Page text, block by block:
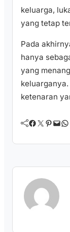
keluarga,
yang tetap
Pada
hanya
yang
ketenaran
Facebook Twitter Pinterest Mail WhatsApp